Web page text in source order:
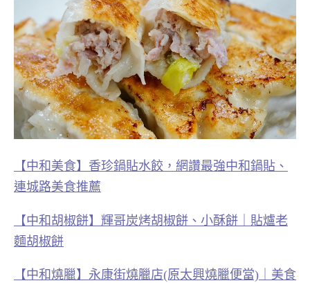
【中和美食】香珍鍋貼水餃，網讚最強中和鍋貼、
連城路美食推薦
【中和胡椒餅】輝哥炭烤胡椒餅、小酥餅｜貼爐老
麵胡椒餅
【中和燒臘】永康街燒臘店(原太興燒臘便當)｜美食